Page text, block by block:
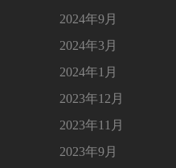
2024年9月
2024年3月
2024年1月
2023年12月
2023年11月
2023年9月